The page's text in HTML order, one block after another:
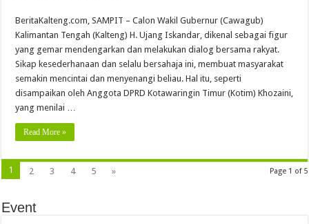
BeritaKalteng.com, SAMPIT – Calon Wakil Gubernur (Cawagub)
Kalimantan Tengah (Kalteng) H. Ujang Iskandar, dikenal sebagai figur
yang gemar mendengarkan dan melakukan dialog bersama rakyat.
Sikap kesederhanaan dan selalu bersahaja ini, membuat masyarakat
semakin mencintai dan menyenangi beliau. Hal itu, seperti
disampaikan oleh Anggota DPRD Kotawaringin Timur (Kotim) Khozaini,
yang menilai …
Read More »
Page 1 of 5
1 2 3 4 5 »
Event